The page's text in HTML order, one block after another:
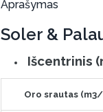
Aprašymas
Soler &
Išcentrinis
Oro srautas